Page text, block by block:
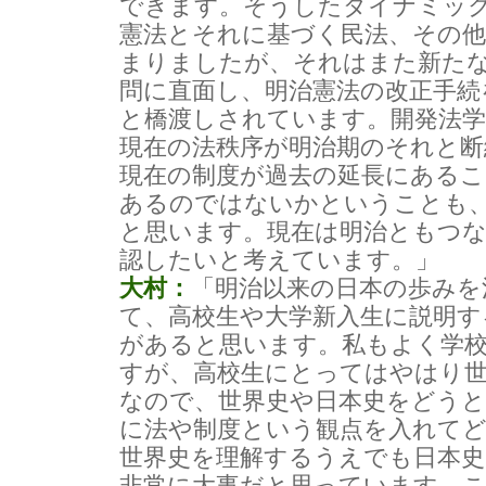
できます。そうしたダイナミッ
憲法とそれに基づく民法、その
まりましたが、それはまた新た
問に直面し、明治憲法の改正手
と橋渡しされています。開発法
現在の法秩序が明治期のそれと
現在の制度が過去の延長にある
あるのではないかということも
と思います。現在は明治ともつ
認したいと考えています。」
大村：
「明治以来の日本の歩み
て、高校生や大学新入生に説明
があると思います。私もよく学
すが、高校生にとってはやはり
なので、世界史や日本史をどう
に法や制度という観点を入れて
世界史を理解するうえでも日本